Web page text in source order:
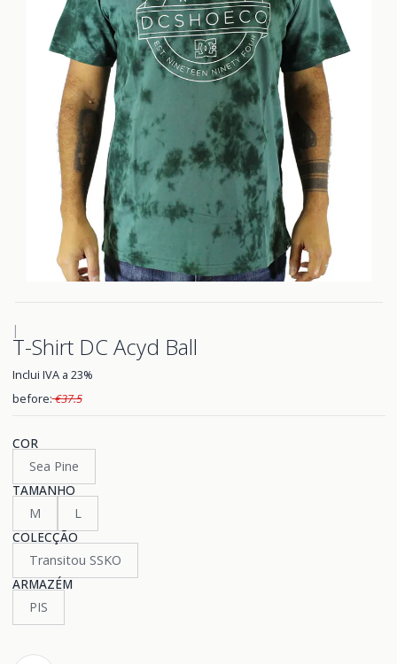
|
T-Shirt DC Acyd Ball
Inclui IVA a 23%
before:€37.5
COR
Sea Pine
TAMANHO
M
L
COLECÇÃO
Transitou SSKO
ARMAZÉM
PIS